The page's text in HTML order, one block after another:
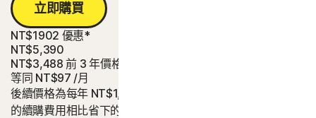
立即購買
NT$1902 優惠*
NT$5,390
NT$3,488 前 3 年價格
等同 NT$97 /月
後續價格為每年 NT$1,790。與為期三年、每年 NT$1,790
的續購費用相比省下的金額。